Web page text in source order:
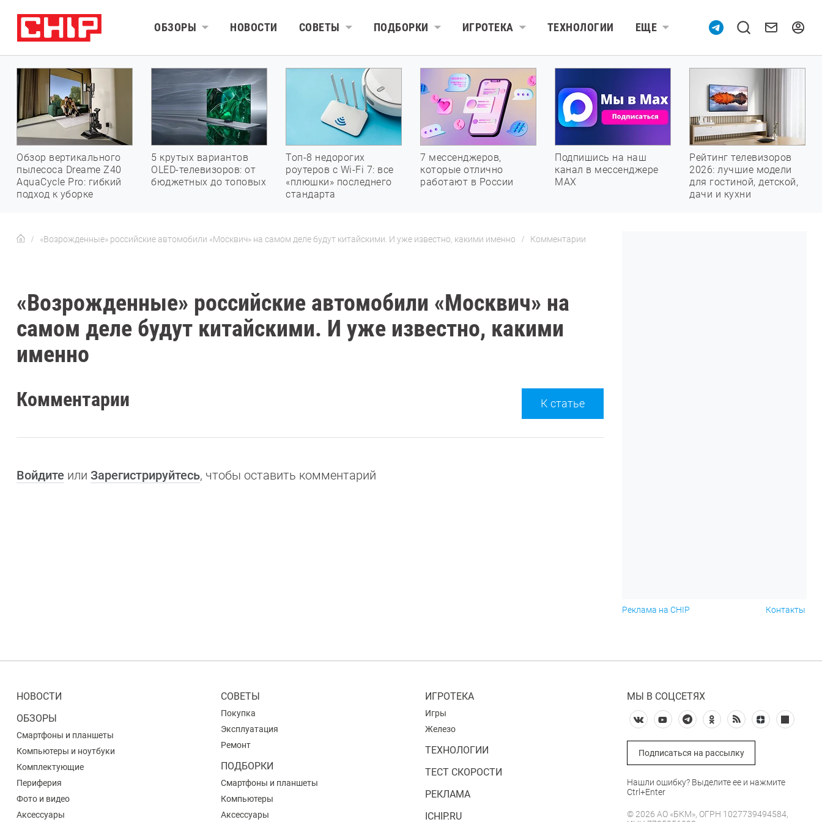
ОБЗОРЫ НОВОСТИ СОВЕТЫ ПОДБОРКИ ИГРОТЕКА ТЕХНОЛОГИИ ЕЩЕ
Обзор вертикального
пылесоса Dreame Z40
AquaCycle Pro: гибкий
подход к уборке
5 крутых вариантов
OLED-телевизоров: от
бюджетных до топовых
Топ-8 недорогих
роутеров с Wi-Fi 7: все
«плюшки» последнего
стандарта
7 мессенджеров,
которые отлично
работают в России
Подпишись на наш
канал в мессенджере
МАХ
Рейтинг телевизоров
2026: лучшие модели
для гостиной, детской,
дачи и кухни
«Возрожденные» российские автомобили «Москвич» на самом деле будут китайскими. И уже известно, какими именно Комментарии
«Возрожденные» российские автомобили «Москвич» на
самом деле будут китайскими. И уже известно, какими
именно
Комментарии К статье
Войдите или Зарегистрируйтесь, чтобы оставить комментарий
Реклама на CHIP Контакты
НОВОСТИ
ОБЗОРЫ
Смартфоны и планшеты
Компьютеры и ноутбуки
Комплектующие
Периферия
Фото и видео
Аксессуары
СОВЕТЫ
Покупка
Эксплуатация
Ремонт
ПОДБОРКИ
Смартфоны и планшеты
Компьютеры
Аксессуары
ИГРОТЕКА
Игры
Железо
ТЕХНОЛОГИИ
ТЕСТ СКОРОСТИ
РЕКЛАМА
ICHIP.RU
МЫ В СОЦСЕТЯХ
Подписаться на рассылку
Нашли ошибку? Выделите ее и нажмите
Ctrl+Enter
© 2026 АО «БКМ», ОГРН 1027739494584,